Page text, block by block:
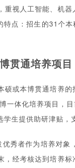
重视人工智能、机
特点：招生的31个
贯通培养项
硕或本博贯通培养
一体化培养项目，
生提供助研津贴，
秀者作为培养对
，经考核达到培养